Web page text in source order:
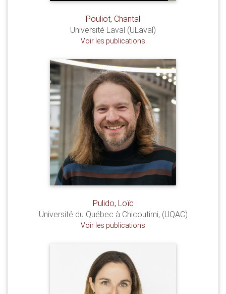
Pouliot, Chantal
Université Laval (ULaval)
Voir les publications
Pulido, Loïc
Université du Québec à Chicoutimi, (UQAC)
Voir les publications